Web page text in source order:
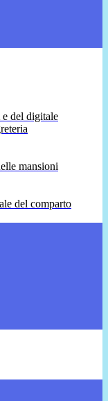
del digitale
mansioni
del comparto